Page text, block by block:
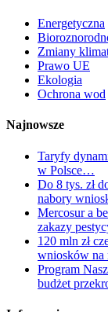
Energetyczna
Zmiany
Prawo UE
Ekologia
Ochrona wod
Najnowsze
Taryfy
w Polsce…
Do 8 tys. zł
nabory
Mercosur a
zakazy
120 mln zł
wniosków na
Program
budżet